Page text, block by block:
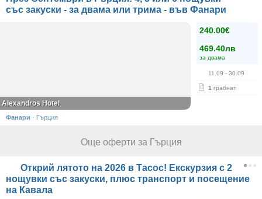
със закуски - за двама или трима - във Фанари
240.00€
469.40лв
за двама
11.09 - 30.09
1 грабнат
Alexandros Hotel
Фанари · Гърция
Още оферти за Гърция
Открий лятото на 2026 в Тасос! Екскурзия с 2
нощувки със закуски, плюс транспорт и посещение
на Кавала